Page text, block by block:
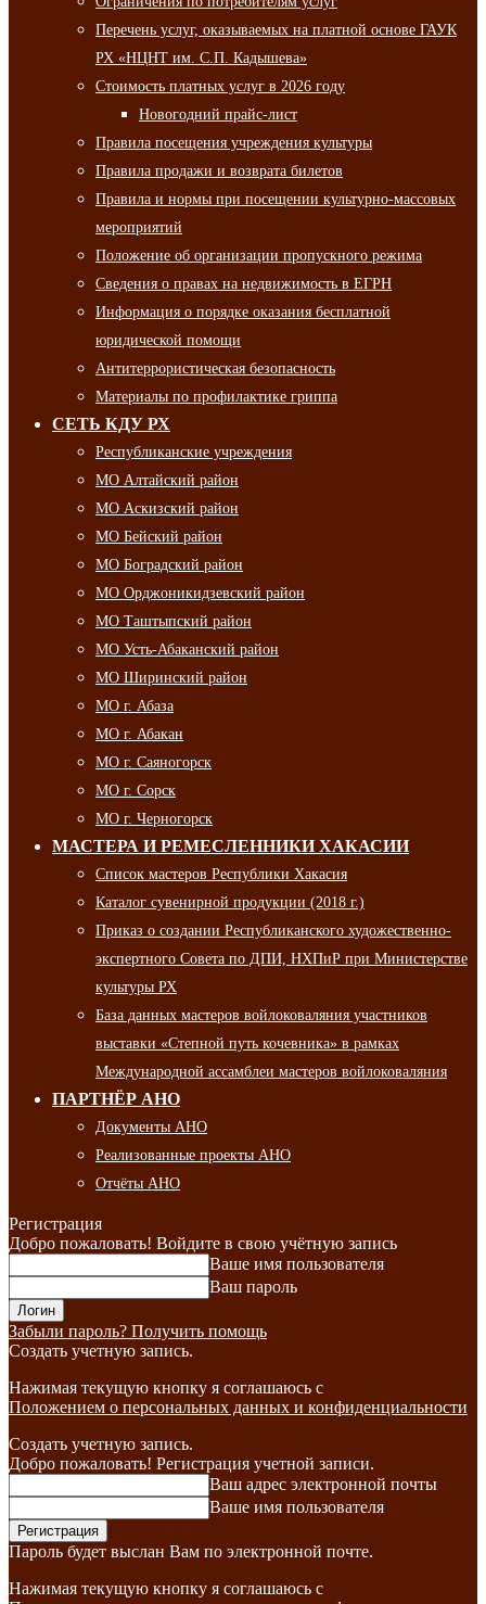
Перечень услуг, оказываемых на платной основе ГАУК
РХ «НЦНТ им. С.П. Кадышева»
Стоимость платных услуг в 2026 году
Новогодний прайс-лист
Правила посещения учреждения культуры
Правила продажи и возврата билетов
Правила и нормы при посещении культурно-массовых
мероприятий
Положение об организации пропускного режима
Сведения о правах на недвижимость в ЕГРН
Информация о порядке оказания бесплатной
юридической помощи
Антитеррористическая безопасность
Материалы по профилактике гриппа
СЕТЬ КДУ РХ
Республиканские учреждения
МО Алтайский район
МО Аскизский район
МО Бейский район
МО Боградский район
МО Орджоникидзевский район
МО Таштыпский район
МО Усть-Абаканский район
МО Ширинский район
МО г. Абаза
МО г. Абакан
МО г. Саяногорск
МО г. Сорск
МО г. Черногорск
МАСТЕРА И РЕМЕСЛЕННИКИ ХАКАСИИ
Список мастеров Республики Хакасия
Каталог сувенирной продукции (2018 г.)
Приказ о создании Республиканского художественно-
экспертного Совета по ДПИ, НХПиР при Министерстве
культуры РХ
База данных мастеров войлоковаляния участников
выставки «Степной путь кочевника» в рамках
Международной ассамблеи мастеров войлоковаляния
ПАРТНЁР АНО
Документы АНО
Реализованные проекты АНО
Отчёты АНО
Регистрация
Добро пожаловать! Войдите в свою учётную запись
Ваше имя пользователя
Ваш пароль
Забыли пароль? Получить помощь
Создать учетную запись.
Нажимая текущую кнопку я соглашаюсь с
Положением о персональных данных и конфиденциальности
Создать учетную запись.
Добро пожаловать! Регистрация учетной записи.
Ваш адрес электронной почты
Ваше имя пользователя
Пароль будет выслан Вам по электронной почте.
Нажимая текущую кнопку я соглашаюсь с